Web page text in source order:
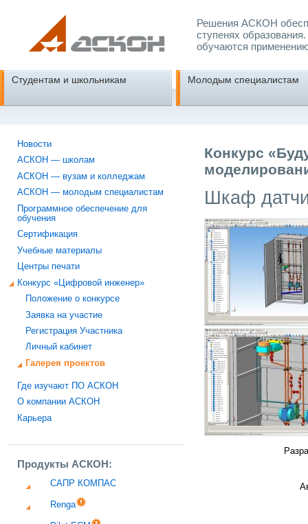
Решения АСКОН
ступенях
обучаются
Студентам и школьникам Молодым специалистам
Новости
АСКОН — школам
АСКОН — вузам и колледжам
АСКОН — молодым специалистам
Программное обеспечение для
обучения
Сертификация
Учебные материалы
Центры печати
Конкурс «Цифровой инженер»
Положение о конкурсе
Заявка на участие
Регистрация Участника
Личный кабинет
Галерея проектов
Где изучают ПО АСКОН
О компании АСКОН
Карьера
Продукты АСКОН:
САПР КОМПАС
Renga
Конкурс
Шкаф